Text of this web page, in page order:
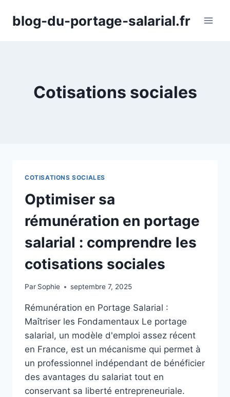
blog-du-portage-salarial.fr
Cotisations sociales
COTISATIONS SOCIALES
Optimiser sa
rémunération en portage
salarial : comprendre les
cotisations sociales
Par Sophie septembre 7, 2025
Rémunération en Portage Salarial :
Maîtriser les Fondamentaux Le portage
salarial, un modèle d'emploi assez récent
en France, est un mécanisme qui permet à
un professionnel indépendant de bénéficier
des avantages du salariat tout en
conservant sa liberté entrepreneuriale.